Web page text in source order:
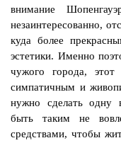
внимание
незаинтересованно,
куда более
эстетики. Именно
чужого города, этот
симпатичным и
нужно сделать одну
быть таким не
средствами, чтобы